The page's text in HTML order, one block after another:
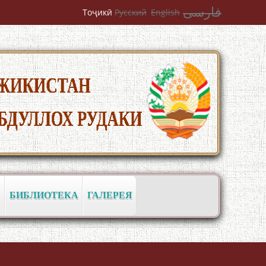
Тоҷикӣ Русский English فارسی
БИБЛИОТЕКА ГАЛЕРЕЯ
به عبارت دیگر: گفتگو با مومن قناعت
Mumin Qanoat
Қаноат\Meeting of young talents with
Mumyin Kanoat